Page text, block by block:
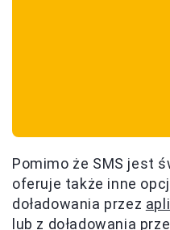
Pomimo że SMS jest
oferuje także inne
doładowania przez
lub z doładowania